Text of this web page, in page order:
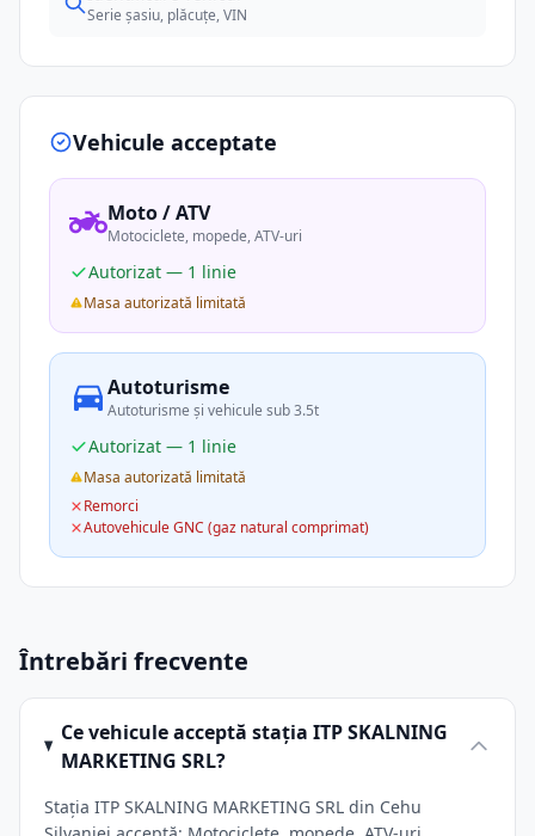
Serie șasiu, plăcuțe, VIN
Vehicule acceptate
Moto / ATV
Motociclete, mopede, ATV-uri
Autorizat — 1 linie
Masa autorizată limitată
Autoturisme
Autoturisme și vehicule sub 3.5t
Autorizat — 1 linie
Masa autorizată limitată
Remorci
Autovehicule GNC (gaz natural comprimat)
Întrebări frecvente
Ce vehicule acceptă stația ITP SKALNING
MARKETING SRL?
Stația ITP SKALNING MARKETING SRL din Cehu